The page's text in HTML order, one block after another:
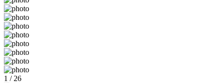
1 / 26